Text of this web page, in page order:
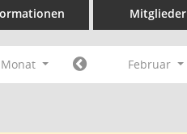
Mitglieder
Monat Februar